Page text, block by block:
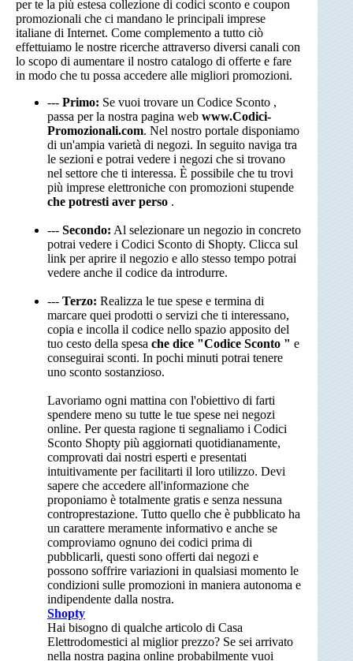
per te la più estesa collezione di codici sconto e coupon
promozionali che ci mandano le principali imprese
italiane di Internet. Come complemento a tutto ciò
effettuiamo le nostre ricerche attraverso diversi canali con
lo scopo di aumentare il nostro catalogo di offerte e fare
in modo che tu possa accedere alle migliori promozioni.
--- Primo: Se vuoi trovare un Codice Sconto ,
passa per la nostra pagina web www.Codici-
Promozionali.com. Nel nostro portale disponiamo
di un'ampia varietà di negozi. In seguito naviga tra
le sezioni e potrai vedere i negozi che si trovano
nel settore che ti interessa. È possibile che tu trovi
più imprese elettroniche con promozioni stupende
che potresti aver perso .
--- Secondo: Al selezionare un negozio in concreto
potrai vedere i Codici Sconto di Shopty. Clicca sul
link per aprire il negozio e allo stesso tempo potrai
vedere anche il codice da introdurre.
--- Terzo: Realizza le tue spese e termina di
marcare quei prodotti o servizi che ti interessano,
copia e incolla il codice nello spazio apposito del
tuo cesto della spesa che dice "Codice Sconto " e
conseguirai sconti. In pochi minuti potrai tenere
uno sconto sostanzioso.
Lavoriamo ogni mattina con l'obiettivo di farti
spendere meno su tutte le tue spese nei negozi
online. Per questa ragione ti segnaliamo i Codici
Sconto Shopty più aggiornati quotidianamente,
comprovati dai nostri esperti e presentati
intuitivamente per facilitarti il loro utilizzo. Devi
sapere che accedere all'informazione che
proponiamo è totalmente gratis e senza nessuna
controprestazione. Tutto quello che è pubblicato ha
un carattere meramente informativo e anche se
comproviamo ognuno dei codici prima di
pubblicarli, questi sono offerti dai negozi e
possono soffrire variazioni in qualsiasi momento le
condizioni sulle promozioni in maniera autonoma e
indipendente dalla nostra.
Shopty
Hai bisogno di qualche articolo di Casa
Elettrodomestici al miglior prezzo? Se sei arrivato
nella nostra pagina online probabilmente vuoi